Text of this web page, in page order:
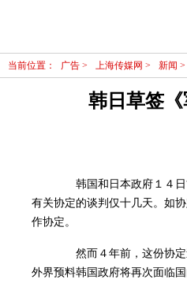
当前位置： 广告 > 上海传媒网 > 新闻 >
韩日草签
韩国和日本政府１４日“
有关协定的谈判仅十几天。如
作协定。
然而４年前，这份协定
外界预料韩国政府将再次面临国